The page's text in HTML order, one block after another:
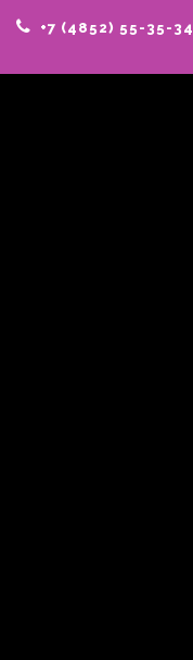
+7 (4852) 55-35-34